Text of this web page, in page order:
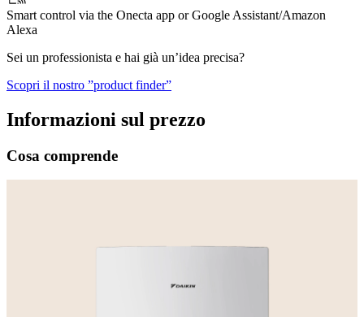
Smart control via the Onecta app or Google Assistant/Amazon
Alexa
Sei un professionista e hai già un’idea precisa?
Scopri il nostro ”product finder”
Informazioni sul prezzo
Cosa comprende